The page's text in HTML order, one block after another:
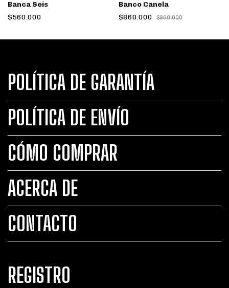
Banca Seis
$560.000
Banco Canela
$860.000
$960.000
POLÍTICA DE GARANTÍA
POLÍTICA DE ENVÍO
CÓMO COMPRAR
ACERCA DE
CONTACTO
REGISTRO